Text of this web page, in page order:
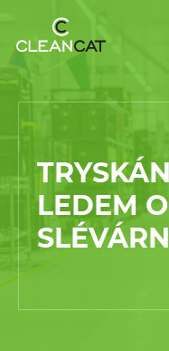
LEDEM